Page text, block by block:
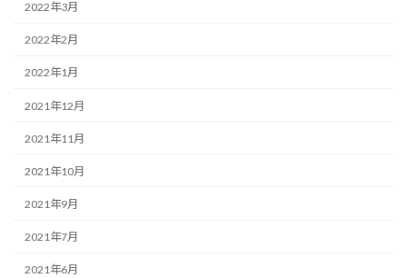
2022年3月
2022年2月
2022年1月
2021年12月
2021年11月
2021年10月
2021年9月
2021年7月
2021年6月